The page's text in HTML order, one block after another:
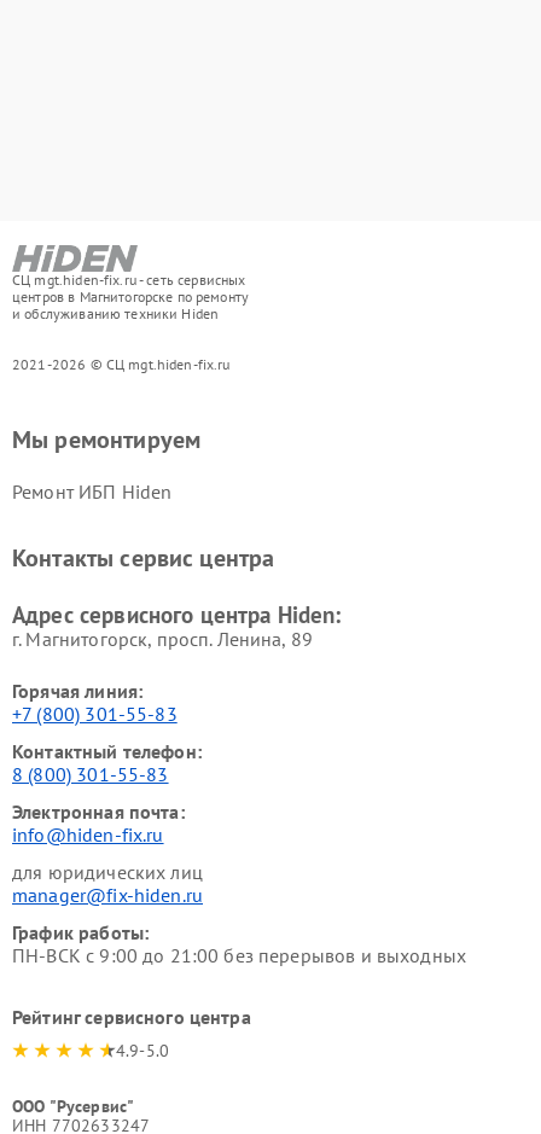
СЦ mgt.hiden-fix.ru - сеть сервисных
центров в Магнитогорске по ремонту
и обслуживанию техники Hiden
2021-2026 © СЦ mgt.hiden-fix.ru
Мы ремонтируем
Ремонт ИБП Hiden
Контакты сервис центра
Адрес сервисного центра Hiden:
г. Магнитогорск, просп. Ленина, 89
Горячая линия:
+7 (800) 301-55-83
Контактный телефон:
8 (800) 301-55-83
Электронная почта:
info@hiden-fix.ru
для юридических лиц
manager@fix-hiden.ru
График работы:
ПН-ВСК с 9:00 до 21:00 без перерывов и выходных
Рейтинг сервисного центра
4.9-5.0
ООО "Русервис"
ИНН 7702633247